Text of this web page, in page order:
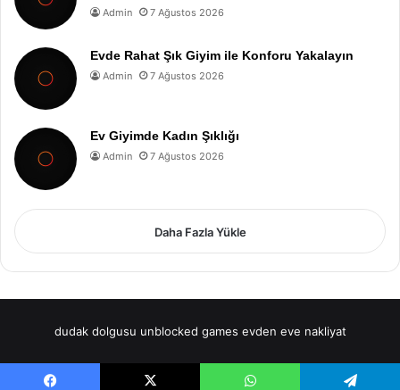
Admin 7 Ağustos 2026
Evde Rahat Şık Giyim ile Konforu Yakalayın
Admin 7 Ağustos 2026
Ev Giyimde Kadın Şıklığı
Admin 7 Ağustos 2026
Daha Fazla Yükle
dudak dolgusu unblocked games evden eve nakliyat